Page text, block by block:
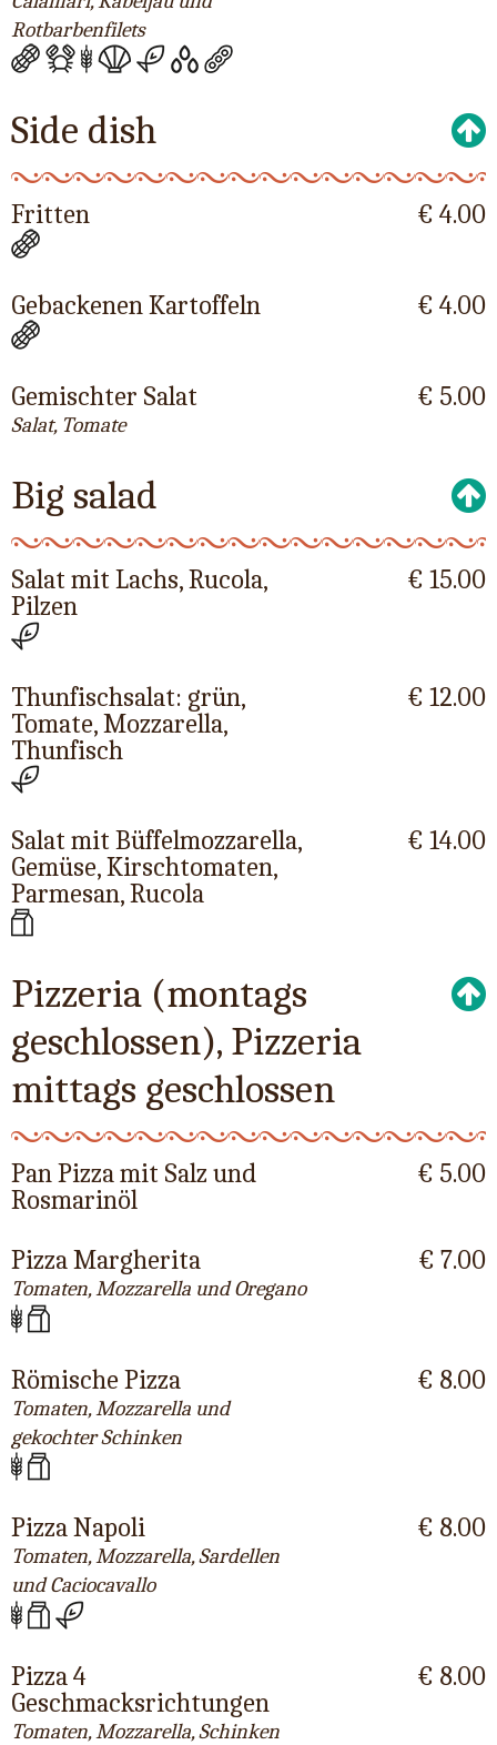
Rotbarbenfilets
Side dish
Fritten € 4.00
Gebackenen Kartoffeln € 4.00
Gemischter Salat
Salat, Tomate
€ 5.00
Big salad
Salat mit Lachs, Rucola,
Pilzen
€ 15.00
Thunfischsalat: grün,
Tomate, Mozzarella,
Thunfisch
€ 12.00
Salat mit Büffelmozzarella,
Gemüse, Kirschtomaten,
Parmesan, Rucola
€ 14.00
Pizzeria (montags
geschlossen), Pizzeria
mittags geschlossen
Pan Pizza mit Salz und
Rosmarinöl
€ 5.00
Pizza Margherita
Tomaten, Mozzarella und Oregano
€ 7.00
Römische Pizza
Tomaten, Mozzarella und
gekochter Schinken
€ 8.00
Pizza Napoli
Tomaten, Mozzarella, Sardellen
und Caciocavallo
€ 8.00
Pizza 4
Geschmacksrichtungen
Tomaten, Mozzarella, Schinken
€ 8.00